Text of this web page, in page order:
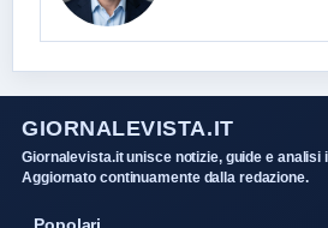
GIORNALEVISTA.IT
Giornalevista.it unisce notizie, guide e
Aggiornato continuamente dalla redazione.